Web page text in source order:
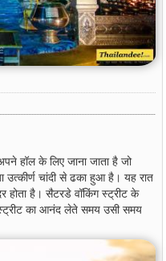
हॉल के लिए जाना जाता है जो
उत्कीर्ण चांदी से ढका हुआ है। यह रात
होता है। सैटरडे वॉकिंग स्ट्रीट के
स्ट्रीट का आनंद लेते समय उसी समय